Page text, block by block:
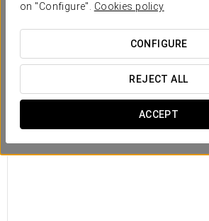
on "Configure". Cookies policy
CONFIGURE
REJECT ALL
ACCEPT
ОСНОВНЫЕ УСЛУГИ
номера